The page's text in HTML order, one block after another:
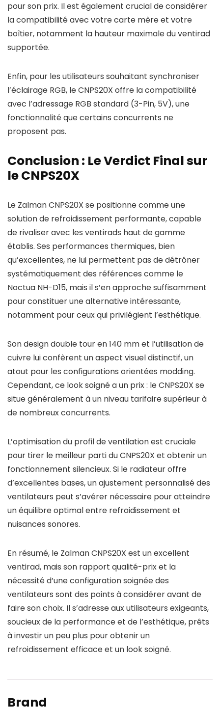
pour son prix. Il est également crucial de considérer
la compatibilité avec votre carte mère et votre
boîtier, notamment la hauteur maximale du ventirad
supportée.
Enfin, pour les utilisateurs souhaitant synchroniser
l’éclairage RGB, le CNPS20X offre la compatibilité
avec l’adressage RGB standard (3-Pin, 5V), une
fonctionnalité que certains concurrents ne
proposent pas.
Conclusion : Le Verdict Final sur
le CNPS20X
Le Zalman CNPS20X se positionne comme une
solution de refroidissement performante, capable
de rivaliser avec les ventirads haut de gamme
établis. Ses performances thermiques, bien
qu’excellentes, ne lui permettent pas de détrôner
systématiquement des références comme le
Noctua NH-D15, mais il s’en approche suffisamment
pour constituer une alternative intéressante,
notamment pour ceux qui privilégient l’esthétique.
Son design double tour en 140 mm et l’utilisation de
cuivre lui confèrent un aspect visuel distinctif, un
atout pour les configurations orientées modding.
Cependant, ce look soigné a un prix : le CNPS20X se
situe généralement à un niveau tarifaire supérieur à
de nombreux concurrents.
L’optimisation du profil de ventilation est cruciale
pour tirer le meilleur parti du CNPS20X et obtenir un
fonctionnement silencieux. Si le radiateur offre
d’excellentes bases, un ajustement personnalisé des
ventilateurs peut s’avérer nécessaire pour atteindre
un équilibre optimal entre refroidissement et
nuisances sonores.
En résumé, le Zalman CNPS20X est un excellent
ventirad, mais son rapport qualité-prix et la
nécessité d’une configuration soignée des
ventilateurs sont des points à considérer avant de
faire son choix. Il s’adresse aux utilisateurs exigeants,
soucieux de la performance et de l’esthétique, prêts
à investir un peu plus pour obtenir un
refroidissement efficace et un look soigné.
Brand